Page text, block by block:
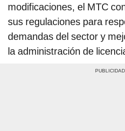
modificaciones, el MTC
sus regulaciones para
demandas del sector y
la administración de